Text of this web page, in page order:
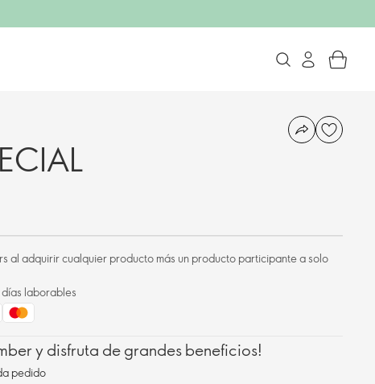
al adquirir cualquier producto más un producto participante a solo
laborables
y disfruta de grandes beneficios!
pedido